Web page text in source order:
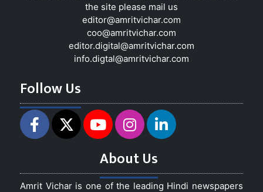
the site please mail us
editor@amritvichar.com
coo@amritvichar.com
editor.digital@amritvichar.com
info.digtal@amritvichar.com
Follow Us
About Us
Amrit Vichar is one of the leading Hindi newspapers